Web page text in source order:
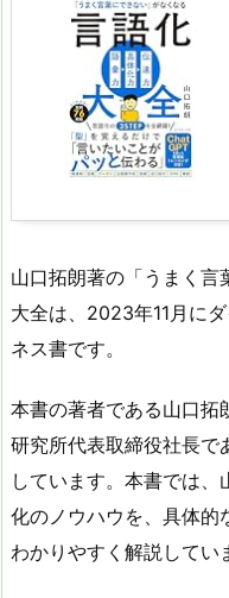
山口拓朗著の「うまく
大全は、2023年11月に
ネス書です。
本書の著者である山口拓
研究所代表取締役社長で
しています。本書では
化のノウハウを、具体的
わかりやすく解説してい